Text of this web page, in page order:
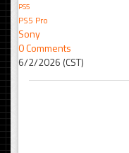
PS5
PS5 Pro
Sony
0 Comments
6/2/2026 (CST)